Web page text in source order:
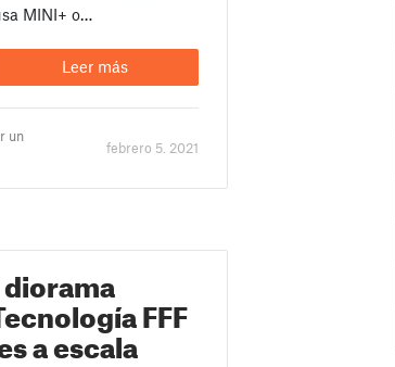
MINI+ o…
Leer más
un
febrero 5. 2021
FFF
a escala